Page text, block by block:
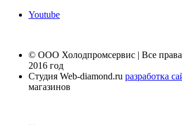
Youtube
© ООО Холодпромсервис | Все
2016 год
Студия Web-diamond.ru разработка
магазинов